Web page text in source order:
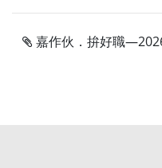
嘉作伙．拚好職